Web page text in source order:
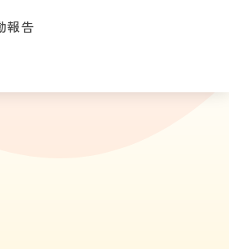
報告